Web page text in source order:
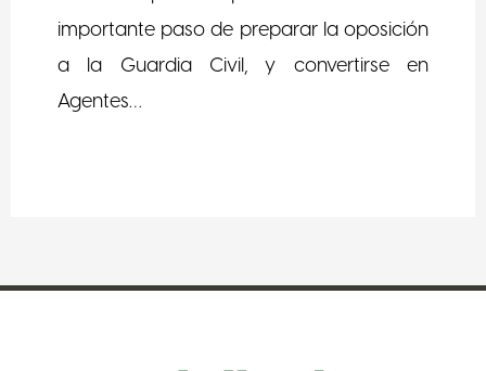
importante paso de preparar la oposición
a la Guardia Civil, y convertirse en
Agentes…